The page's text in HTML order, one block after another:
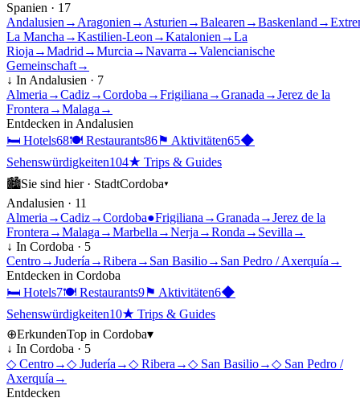
Spanien · 17
Andalusien → Aragonien → Asturien →Balearen →Baskenland →
La Mancha →Kastilien-Leon →Katalonien →La
Rioja →Madrid →Murcia →Navarra →Valencianische
Gemeinschaft→
↓ In Andalusien · 7
Almeria →Cadiz→Cordoba →Frigiliana →Granada →Jerez de la
Frontera →Malaga →
Entdecken in Andalusien
🛏 Hotels68🍽 Restaurants86⚑ Aktivitäten65◆
Sehenswürdigkeiten104★ Trips & Guides
🏙Sie sind hier · StadtCordoba▾
Andalusien · 11
Almeria →Cadiz→Cordoba●Frigiliana →Granada →Jerez de la
Frontera →Malaga →Marbella →Nerja →Ronda → Sevilla →
↓ In Cordoba · 5
Centro→Judería →Ribera → San Basilio→ San Pedro / Axerquía →
Entdecken in Cordoba
🛏 Hotels7🍽 Restaurants9⚑ Aktivitäten6◆
Sehenswürdigkeiten10★ Trips & Guides
⊕ErkundenTop in Cordoba▾
↓ In Cordoba · 5
◇ Centro→◇ Judería →◇ Ribera →◇ San Basilio→◇ San Pedro /
Axerquía →
Entdecken